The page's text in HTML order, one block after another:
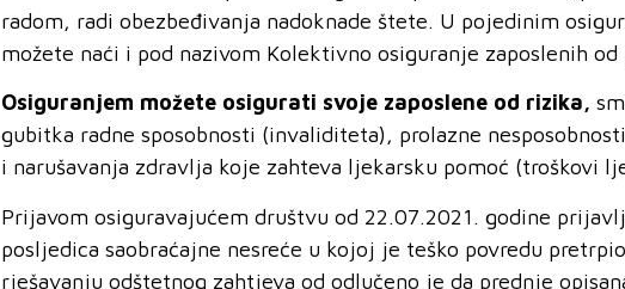
radom, radi obezbeđivanja nadoknade štete. U pojedinim
možete naći i pod nazivom Kolektivno osiguranje zaposlenih
Osiguranjem možete osigurati svoje zaposlene od rizika,
gubitka radne sposobnosti (invaliditeta), prolazne
i narušavanja zdravlja koje zahteva ljekarsku pomoć (troškovi
Prijavom osiguravajućem društvu od 22.07.2021. godine
posljedica saobraćajne nesreće u kojoj je teško povredu
rješavanju odštetnog zahtjeva od odlučeno je da prednje